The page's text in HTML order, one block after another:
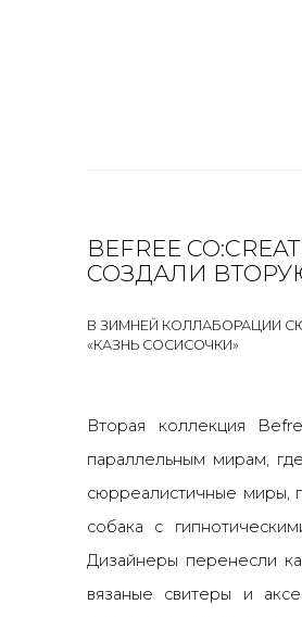
BEFREE
СОЗДАЛИ
В ЗИМНЕЙ КОЛЛАБОРАЦИИ
«КАЗНЬ СОСИСОЧКИ»
Вторая коллекция
параллельным мирам,
сюрреалистичные миры,
собака с
Дизайнеры перенесли
вязаные свитеры и